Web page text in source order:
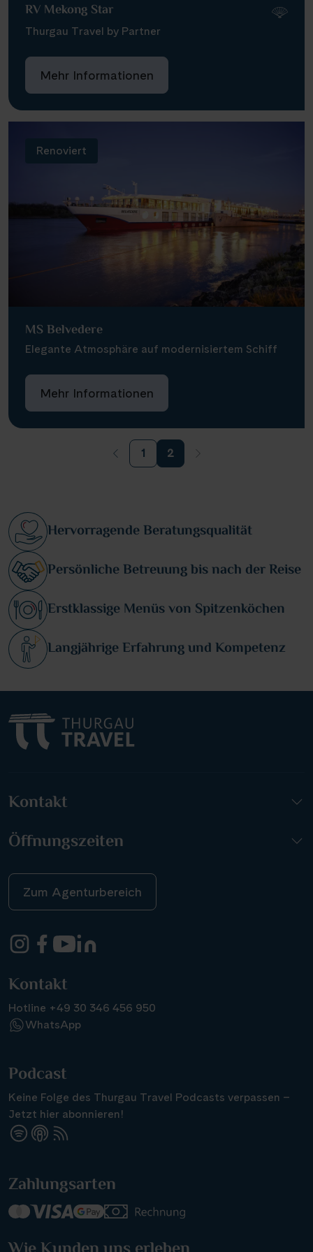
RV Mekong Star
Thurgau Travel by Partner
Mehr Informationen
Renoviert
MS Belvedere
Elegante Atmosphäre auf modernisiertem Schiff
Mehr Informationen
1 2
Hervorragende Beratungsqualität
Persönliche Betreuung bis nach der Reise
Erstklassige Menüs von Spitzenköchen
Langjährige Erfahrung und Kompetenz
Kontakt
Öffnungszeiten
Zum Agenturbereich
Kontakt
Hotline +49 30 346 456 950
WhatsApp
Podcast
Keine Folge des Thurgau Travel Podcasts verpassen –
Jetzt hier abonnieren!
Zahlungsarten